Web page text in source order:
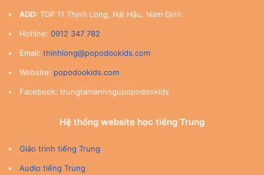
ADD: TDP 11 Thịnh Long, Hải Hậu, Nam Định
Hotline: 0912 347 782
Email: thinhlong@popodookids.com
Website: popodookids.com
Facebook: trungtamanhngupopodookids
Hệ thống website học tiếng Trung
Giáo trình tiếng Trung
Audio tiếng Trung